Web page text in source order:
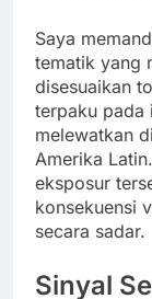
Saya
tematik yang
disesuaikan
terpaku pada
melewatkan
Amerika
eksposur
konsekuensi
secara sadar.
Sinyal